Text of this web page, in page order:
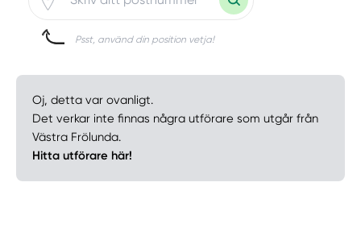
Psst, använd din position vetja!
Oj, detta var ovanligt.
Det verkar inte finnas några utförare som utgår från
Västra Frölunda.
Hitta utförare här!